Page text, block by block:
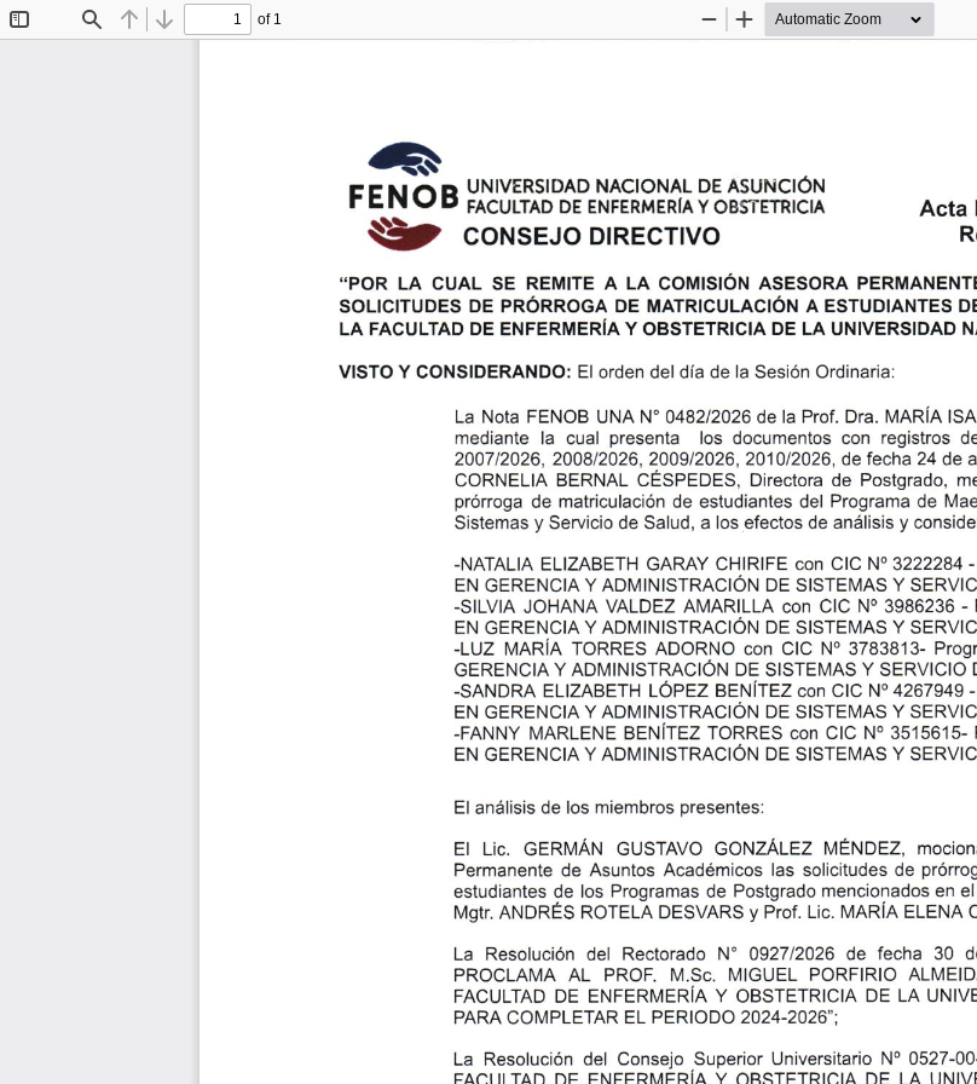
Find Previous
Next
of 1
Zoom
Zoom
G\
FENOB
\y UNIvERSIDAD NAcIoNAL DE ASUNcIÓN
FACULTAD DE ENFERMERfA Y OBS'I"ETRICIA
CONSEJO DIRECTIVO
Acta
"PoR LA CUAL SE REMITE A LA CoMISIÓN ASESoRA
soLtctruDEs DE pRóRRocA DE MATR|cuLActóN A EsruDiANTEs
LA FAcULTAD DE ENFERMERIA y oBsrETRtctA DE LA uNrvERsrDAD
LA NOIA FENOB UNA N'0482/2026 dE IA PrOf. DrA. N,1ARíA
mediante la cual presenta los documentos con registros
200712026, 200812026,200912026,201012026,
de fecha 24 de
CORNELIA BERNAL CESPEDES, Directora de Postgrado,
prórroga de matr¡culación de estudiantes del Programa de
Sistemas y Serv¡c¡o de Salud, a los efectos de análisis y
-NATALIA ELIZABETH GARAY CHIRIFE con CIC No 3222284 -
EN GERENCIA Y ADMINISTRACIÓN DE SISTEMAS Y
-SlLVlA JOHANA VALDEZ AMARILLA con CIC N" 3986236 -
EN GERENCIA Y AD¡,4|N ISTRACIÓN DE SISTEMAS Y
-LUZ ¡,4AR|A ToRRES ADORNO con CIC N" 37838'13-
GERENCTA Y ADM|NISTRACIÓN DE SISTEMAS Y SERVICIO
-SANDRA ELIZABETH LÓPEZ BENíTEZ con CIC No 4267949
EN GERENCTA Y ADN,4tN ISTRAC|ÓN DE STSTE¡/]AS Y
-FANNY MARLENE BENÍTEZ ToRRES con CIC No 3515615-
EN GERENCIA Y ADMINISTRACIÓN DE SISfEIVAS Y
El anális¡s de los miemb¡os presentes:
El Lic. GER[,4ÁN GUSTAVO GONáLEZ MÉNDEZ,
Permanente de Asuntos Académ¡cos las solicitudes de
estudiantes de los Programas de Postgrado mencionados en el
MgtT. ANDRÉS ROTELA DESVARS Y PTOf. L¡C. MARfA ELENA
La Resolución del Rectorado N' 092712026 de fecha 30
PROCLAIVA AL PROF. ¡/.Sc. [.4|GUEL PoRFIRIO
FACULTAD DE ENFERMERIA Y OBSTETRICIA DE LA
PARA COIUPLETAR EL PERIODO 2024.2026'';
La Resolucjón del Consejo Superior Universitario N" 0527-
VISTo Y CONSIDERANDO: El orden del día de la Sesión Ordinaria: